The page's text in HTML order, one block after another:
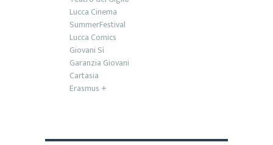
Lucca Cinema
SummerFestival
Lucca Comics
Giovani Sì
Garanzia Giovani
Cartasia
Erasmus +